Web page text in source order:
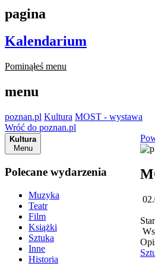
pagina
Kalendarium
Pominąłeś menu
menu
poznan.pl Kultura MOST - wystawa
Wróć do poznan.pl
Kultura
Menu
Polecane wydarzenia
Muzyka
Teatr
Film
Książki
Sztuka
Inne
Historia